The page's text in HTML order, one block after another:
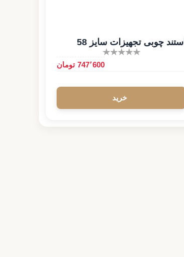
استند چوبی تجهیزات سایز 58
747٬600 تومان